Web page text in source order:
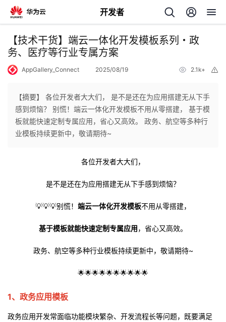
开发者
返
回
个
的
博
我
的
我
【技术干货】端云一体化开发模板系列・政
务、医疗等行业专属方案
AppGallery_Connect 2025/08/19 2.1k+
【摘要】 各位开发者大大们， 是不是还在为应用搭建无从下手
感到烦恼？ 别慌！端云一体化开发模板不用从零搭建， 基于模
板就能快速定制专属应用，省心又高效。 政务、航空等多种行
业模板持续更新中，敬请期待~
各位开发者大大们，
是不是还在为应用搭建无从下手感到烦恼？
💡💡💡别慌！ 端云一体化开发模板不用从零搭建，
基于模板就能快速定制专属应用，省心又高效。
政务、航空等多种行业模板持续更新中，敬请期待~
🌟🌟🌟🌟🌟🌟🌟🌟🌟🌟
1、政务应用模板
政务应用开发常面临功能模块繁杂、开发流程长等问题，既要满足